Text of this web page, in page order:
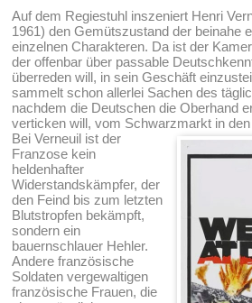
Auf dem Regiestuhl inszeniert Henri
1961) den Gemütszustand der beinahe
einzelnen Charakteren. Da ist der
der offenbar über passable
überreden will, in sein Geschäft
sammelt schon allerlei Sachen des
nachdem die Deutschen die Oberhand
verticken will, vom Schwarzmarkt in
Bei Verneuil ist der
Franzose kein
heldenhafter
Widerstandskämpfer, der
den Feind bis zum letzten
Blutstropfen bekämpft,
sondern ein
bauernschlauer Hehler.
Andere französische
Soldaten vergewaltigen
französische Frauen, die